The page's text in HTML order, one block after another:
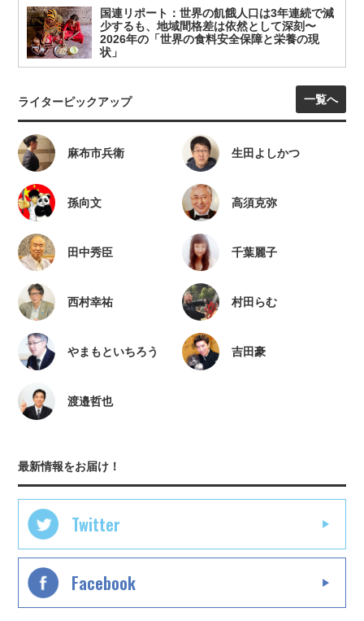
国連リポート：世界の飢餓人口は3年連続で減
少するも、地域間格差は依然として深刻〜
2026年の「世界の食料安全保障と栄養の現
状」
ライターピックアップ 一覧へ
麻布市兵衛 生田よしかつ
孫向文 高須克弥
田中秀臣 千葉麗子
西村幸祐 村田らむ
やまもといちろう 吉田豪
渡邉哲也
最新情報をお届け！
Twitter
Facebook